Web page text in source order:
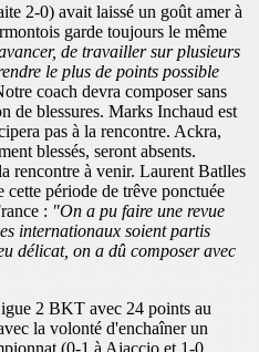
2-0) avait laissé un goût amer à
garde toujours le même
de travailler sur plusieurs
le plus de points possible
coach devra composer sans
de blessures. Marks Inchaud est
pas à la rencontre. Ackra,
blessés, seront absents.
rencontre à venir. Laurent Batlles
période de trêve ponctuée
: "On a pu faire une revue
internationaux soient partis
délicat, on a dû composer avec
2 BKT avec 24 points au
la volonté d'enchaîner un
(0-1 à Ajaccio et 1-0